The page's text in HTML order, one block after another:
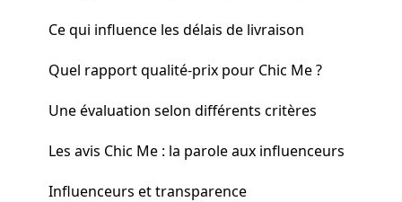
Ce qui influence les délais de livraison
Quel rapport qualité-prix pour Chic Me ?
Une évaluation selon différents critères
Les avis Chic Me : la parole aux influenceurs
Influenceurs et transparence